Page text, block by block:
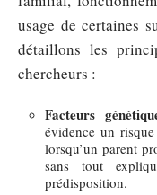
usage de certaines
détaillons les
chercheurs :
Facteurs
évidence un
lorsqu’un parent
sans tout
prédisposition.